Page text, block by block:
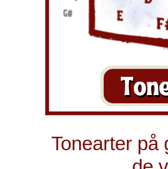
Tonearter på